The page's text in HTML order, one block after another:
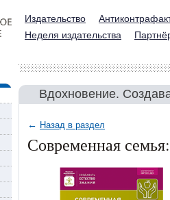
Издательство
Неделя издательства
Вдохновение.
← Назад в раздел
Современная